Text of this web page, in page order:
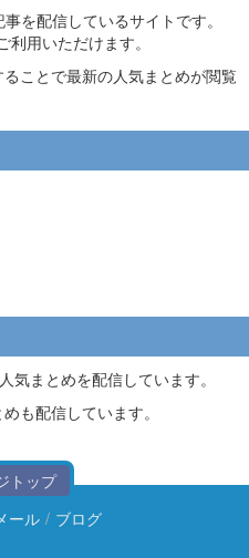
を配信しているサイトです。
用いただけます。
ことで最新の人気まとめが閲覧
気まとめを配信しています。
も配信しています。
トップ
ール / ブログ